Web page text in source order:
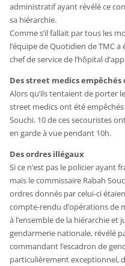
administratif ayant révélé ce
sa hiérarchie.
Comme s’il fallait par tous les
l’équipe de Quotidien de TMC
chef de service de l’hôpital
Des street medics
Alors qu’ils tentaient de porter
street medics ont été
Souchi. 10 de ces secouristes
en garde à vue pendant 10h.
Des ordres illégaux
Si ce n’est pas le policier ayant
mais le commissaire Rabah
ordres donnés par celui-ci
compte-rendu d’opérations de
à l’ensemble de la hiérarchie et
gendarmerie nationale, révélé
commandant l’escadron de
particulièrement exceptionnel,